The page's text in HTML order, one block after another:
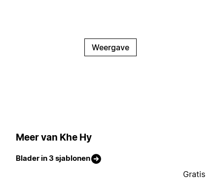
Weergave
Meer van Khe Hy
Blader in 3 sjablonen
Gratis